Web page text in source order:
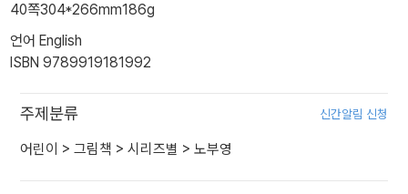
40쪽304*266mm186g
언어 English
ISBN 9789919181992
주제분류 신간알림 신청
어린이 > 그림책 > 시리즈별 > 노부영